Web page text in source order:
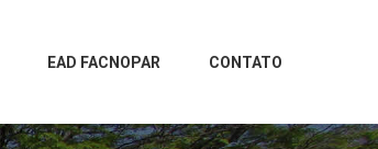
EAD FACNOPAR CONTATO